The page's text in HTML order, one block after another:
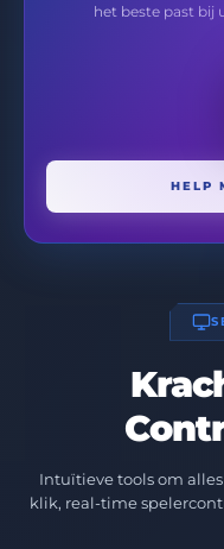
het beste past bij
HELP
Intuïtieve tools om
klik, real-time